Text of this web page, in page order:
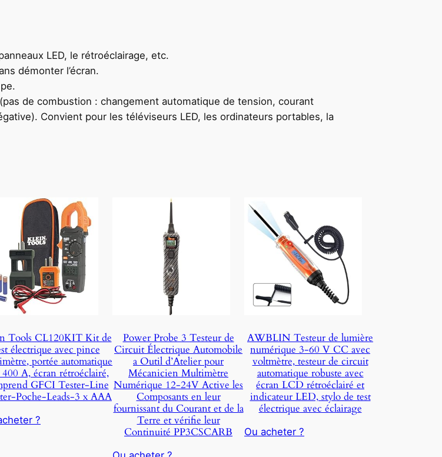
LED, le rétroéclairage, etc.
démonter l’écran.
de combustion : changement automatique de tension, courant
Convient pour les téléviseurs LED, les ordinateurs portables, la
Tools CL120KIT Kit de
électrique avec pince
portée automatique
A, écran rétroéclairé,
GFCI Tester-Line
Poche-Leads-3 x AAA
?
Power Probe 3 Testeur de
Circuit Électrique Automobile
a Outil d’Atelier pour
Mécanicien Multimètre
Numérique 12-24V Active les
Composants en leur
fournissant du Courant et de la
Terre et vérifie leur
Continuité PP3CSCARB
AWBLIN Testeur de lumière
numérique 3-60 V CC avec
voltmètre, testeur de circuit
automatique robuste avec
écran LCD rétroéclairé et
indicateur LED, stylo de test
électrique avec éclairage
Ou acheter ?